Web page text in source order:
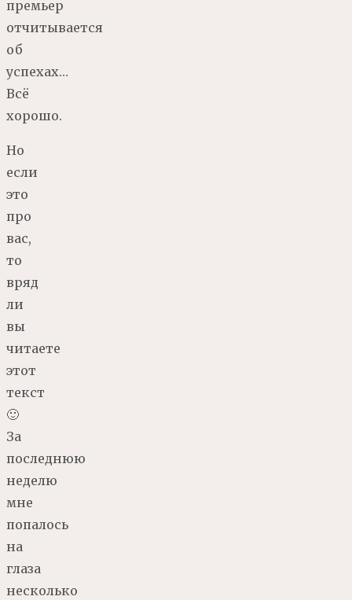
премьер
отчитывается
об
успехах…
Всё
хорошо.
Но
если
это
про
вас,
то
вряд
ли
вы
читаете
этот
текст
🙂
За
последнюю
неделю
мне
попалось
на
глаза
несколько